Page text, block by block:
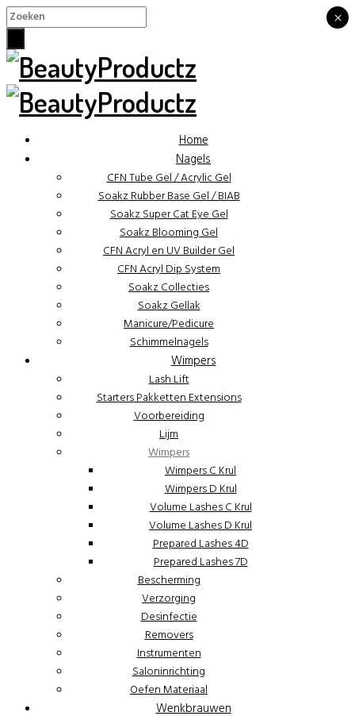
Home
Nagels
CFN Tube Gel / Acrylic Gel
Soakz Rubber Base Gel / BIAB
Soakz Super Cat Eye Gel
Soakz Blooming Gel
CFN Acryl en UV Builder Gel
CFN Acryl Dip System
Soakz Collecties
Soakz Gellak
Manicure/Pedicure
Schimmelnagels
Wimpers
Lash Lift
Starters Pakketten Extensions
Voorbereiding
Lijm
Wimpers
Wimpers C Krul
Wimpers D Krul
Volume Lashes C Krul
Volume Lashes D Krul
Prepared Lashes 4D
Prepared Lashes 7D
Bescherming
Verzorging
Desinfectie
Removers
Instrumenten
Saloninrichting
Oefen Materiaal
Wenkbrauwen
×